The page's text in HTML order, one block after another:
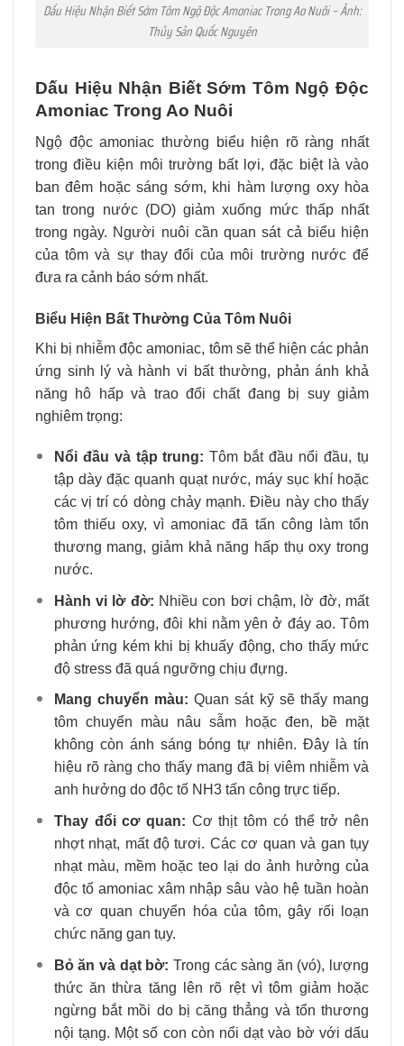
Dấu Hiệu Nhận Biết Sớm Tôm Ngộ Độc Amoniac Trong Ao Nuôi – Ảnh:
Thủy Sản Quốc Nguyên
Dấu Hiệu Nhận Biết Sớm Tôm Ngộ Độc
Amoniac Trong Ao Nuôi
Ngộ độc amoniac thường biểu hiện rõ ràng nhất
trong điều kiện môi trường bất lợi, đặc biệt là vào
ban đêm hoặc sáng sớm, khi hàm lượng oxy hòa
tan trong nước (DO) giảm xuống mức thấp nhất
trong ngày. Người nuôi cần quan sát cả biểu hiện
của tôm và sự thay đổi của môi trường nước để
đưa ra cảnh báo sớm nhất.
Biểu Hiện Bất Thường Của Tôm Nuôi
Khi bị nhiễm độc amoniac, tôm sẽ thể hiện các phản
ứng sinh lý và hành vi bất thường, phản ánh khả
năng hô hấp và trao đổi chất đang bị suy giảm
nghiêm trọng:
Nổi đầu và tập trung: Tôm bắt đầu nổi đầu, tụ
tập dày đặc quanh quạt nước, máy sục khí hoặc
các vị trí có dòng chảy mạnh. Điều này cho thấy
tôm thiếu oxy, vì amoniac đã tấn công làm tổn
thương mang, giảm khả năng hấp thụ oxy trong
nước.
Hành vi lờ đờ: Nhiều con bơi chậm, lờ đờ, mất
phương hướng, đôi khi nằm yên ở đáy ao. Tôm
phản ứng kém khi bị khuấy động, cho thấy mức
độ stress đã quá ngưỡng chịu đựng.
Mang chuyển màu: Quan sát kỹ sẽ thấy mang
tôm chuyển màu nâu sẫm hoặc đen, bề mặt
không còn ánh sáng bóng tự nhiên. Đây là tín
hiệu rõ ràng cho thấy mang đã bị viêm nhiễm và
anh hưởng do độc tố NH3​ tấn công trực tiếp.
Thay đổi cơ quan: Cơ thịt tôm có thể trở nên
nhợt nhạt, mất độ tươi. Các cơ quan và gan tụy
nhạt màu, mềm hoặc teo lại do ảnh hưởng của
độc tố amoniac xâm nhập sâu vào hệ tuần hoàn
và cơ quan chuyển hóa của tôm, gây rối loạn
chức năng gan tụy.
Bỏ ăn và dạt bờ: Trong các sàng ăn (vó), lượng
thức ăn thừa tăng lên rõ rệt vì tôm giảm hoặc
ngừng bắt mồi do bị căng thẳng và tổn thương
nội tạng. Một số con còn nổi dạt vào bờ với dấu